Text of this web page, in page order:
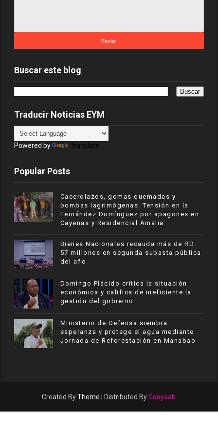
Buscar este blog
Traducir Noticias EYM
Powered by Translate
Popular Posts
Cacerolazos, gomas quemadas y
bombas lagrimógenas: Tensión en la
Fernández Domínguez por apagones en
Cayenas y Residencial Amalia
Bienes Nacionales recauda más de RD
57 millones en segunda subasta pública
del año
​Domingo Plácido critica la situación
económica y califica de ineficiente la
gestión del gobierno
Ministerio de Defensa siembra
esperanza y protege el agua mediante
Jornada de Reforestación en Manabao
Created ByTheme | Distributed ByGooyaab